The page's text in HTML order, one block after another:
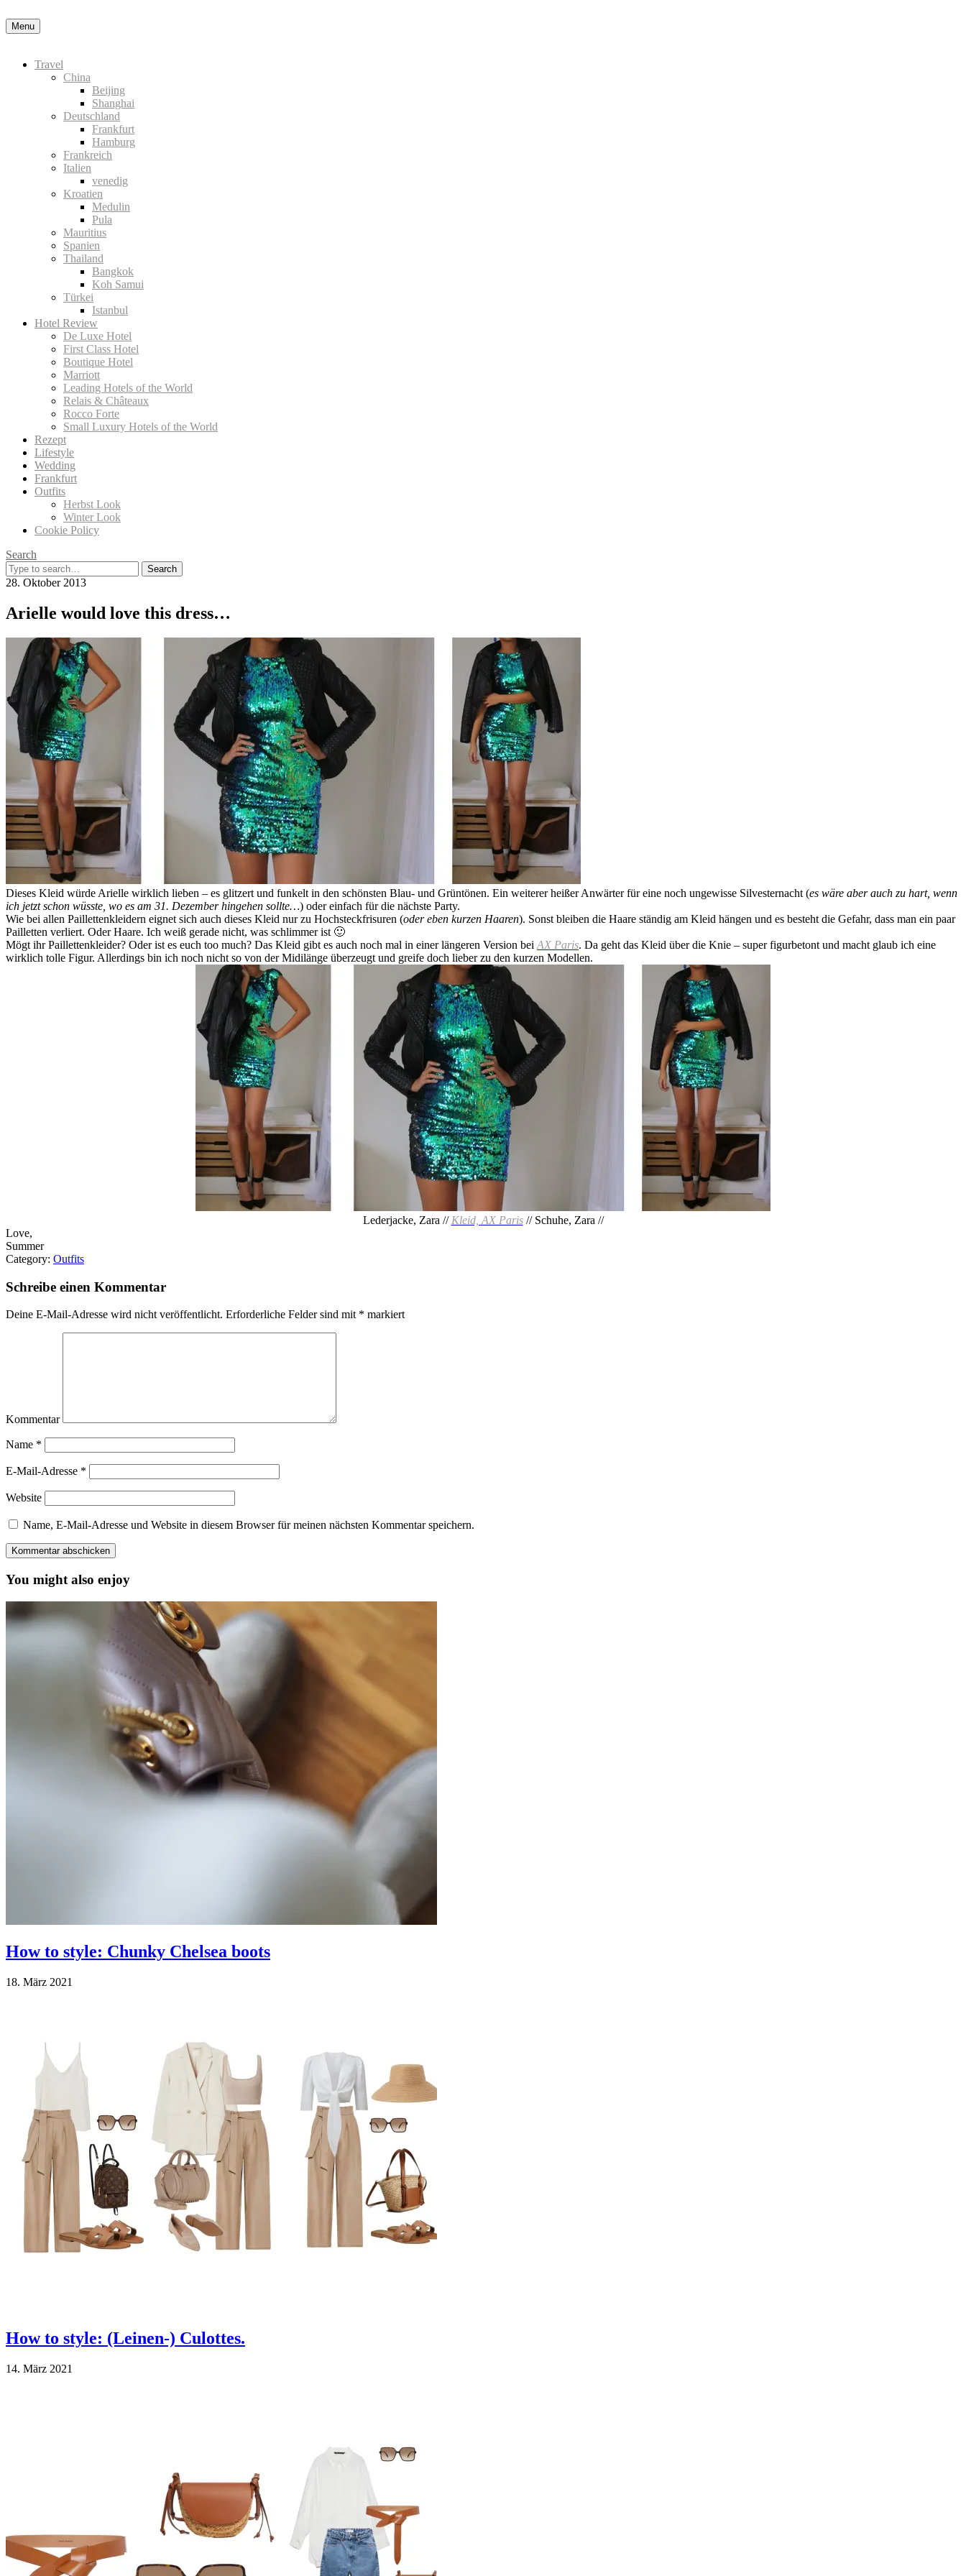
Menu
Travel
China
Beijing
Shanghai
Deutschland
Frankfurt
Hamburg
Frankreich
Italien
venedig
Kroatien
Medulin
Pula
Mauritius
Spanien
Thailand
Bangkok
Koh Samui
Türkei
Istanbul
Hotel Review
De Luxe Hotel
First Class Hotel
Boutique Hotel
Marriott
Leading Hotels of the World
Relais & Châteaux
Rocco Forte
Small Luxury Hotels of the World
Rezept
Lifestyle
Wedding
Frankfurt
Outfits
Herbst Look
Winter Look
Cookie Policy
Search
Search
for:
28. Oktober 2013
Arielle would love this dress…
Dieses Kleid würde Arielle wirklich lieben – es glitzert und funkelt in den schönsten Blau- und Grüntönen. Ein weiterer heißer Anwärter für eine noch ungewisse Silvesternacht (es wäre aber auch zu hart, wenn
ich jetzt schon wüsste, wo es am 31. Dezember hingehen sollte…) oder einfach für die nächste Party.
Wie bei allen Paillettenkleidern eignet sich auch dieses Kleid nur zu Hochsteckfrisuren (oder eben kurzen Haaren). Sonst bleiben die Haare ständig am Kleid hängen und es besteht die Gefahr, dass man ein paar
Pailletten verliert. Oder Haare. Ich weiß gerade nicht, was schlimmer ist 🙂
Mögt ihr Paillettenkleider? Oder ist es euch too much? Das Kleid gibt es auch noch mal in einer längeren Version bei AX Paris. Da geht das Kleid über die Knie – super figurbetont und macht glaub ich eine
wirklich tolle Figur. Allerdings bin ich noch nicht so von der Midilänge überzeugt und greife doch lieber zu den kurzen Modellen.
Lederjacke, Zara // Kleid, AX Paris// Schuhe, Zara //
Love,
Summer
Category: Outfits
Schreibe einen Kommentar
Deine E-Mail-Adresse wird nicht veröffentlicht. Erforderliche Felder sind mit * markiert
Kommentar
Name *
E-Mail-Adresse *
Website
Name, E-Mail-Adresse und Website in diesem Browser für meinen nächsten Kommentar speichern.
You might also enjoy
How to style: Chunky Chelsea boots
18. März 2021
How to style: (Leinen-) Culottes.
14. März 2021